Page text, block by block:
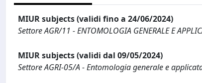
MIUR subjects (validi fino a 24/06/2024)
Settore AGR/11 - ENTOMOLOGIA GENERALE E
MIUR subjects (validi dal 09/05/2024)
Settore AGRI-05/A - Entomologia generale e